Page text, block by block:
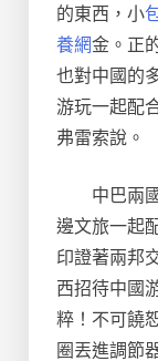
的東西，小
養網金。正
也對中國的
游玩一起配
弗雷索說。
中巴兩
邊文旅一起
印證著兩邦
西招待中國
粹！不可饒
圈丟進調節